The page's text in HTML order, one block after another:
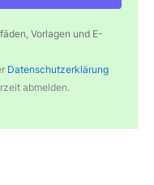
Vorlagen und E-
Datenschutzerklärung
abmelden.